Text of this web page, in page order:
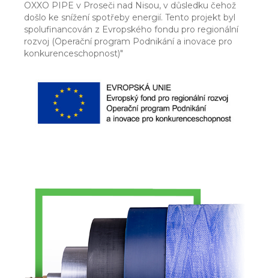
OXXO PIPE v Proseči nad Nisou, v důsledku čehož
došlo ke snížení spotřeby energií. Tento projekt byl
spolufinancován z Evropského fondu pro regionální
rozvoj (Operační program Podnikání a inovace pro
konkurenceschopnost)"